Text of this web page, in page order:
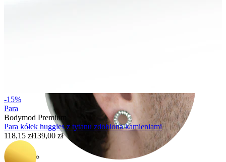
-15%
Para
Bodymod Premium
Para kółek huggies z tytanu zdobiona kamieniami
118,15 zł139,00 zł